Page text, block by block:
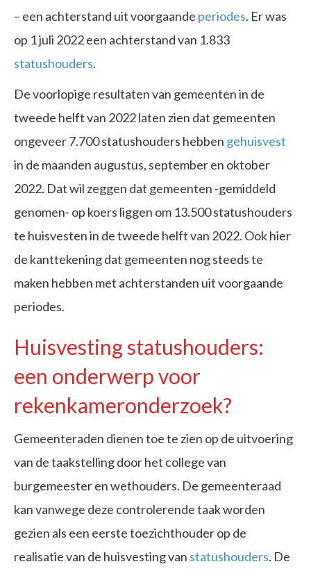
– een achterstand uit voorgaande periodes. Er was
op 1 juli 2022 een achterstand van 1.833
statushouders.
De voorlopige resultaten van gemeenten in de
tweede helft van 2022 laten zien dat gemeenten
ongeveer 7.700 statushouders hebben gehuisvest
in de maanden augustus, september en oktober
2022. Dat wil zeggen dat gemeenten -gemiddeld
genomen- op koers liggen om 13.500 statushouders
te huisvesten in de tweede helft van 2022. Ook hier
de kanttekening dat gemeenten nog steeds te
maken hebben met achterstanden uit voorgaande
periodes.
Huisvesting statushouders:
een onderwerp voor
rekenkameronderzoek?
Gemeenteraden dienen toe te zien op de uitvoering
van de taakstelling door het college van
burgemeester en wethouders. De gemeenteraad
kan vanwege deze controlerende taak worden
gezien als een eerste toezichthouder op de
realisatie van de huisvesting van statushouders. De